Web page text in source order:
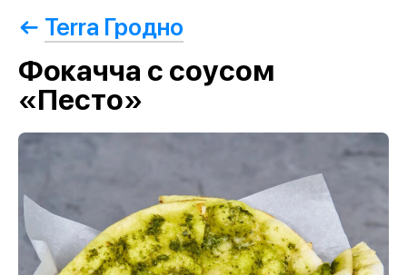
Terra Гродно
Фoкачча с соусом
«Песто»